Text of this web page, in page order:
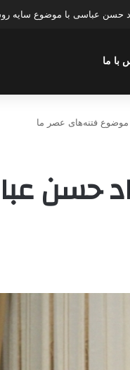
حسن عباسی با موضوع چهار انتخاب
با ما
موضوع فتنه‌های عصر ما
حسن